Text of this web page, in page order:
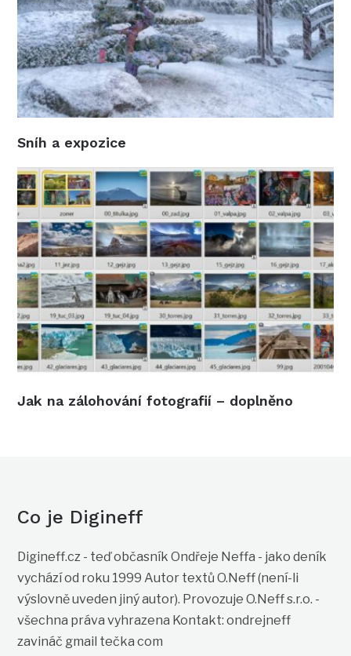
Sníh a expozice
Jak na zálohování fotografií – doplněno
Co je Digineff
Digineff.cz - teď občasník Ondřeje Neffa - jako deník
vychází od roku 1999 Autor textů O.Neff (není-li
výslovně uveden jiný autor). Provozuje O.Neff s.r.o. -
všechna práva vyhrazena Kontakt: ondrejneff
zavináč gmail tečka com